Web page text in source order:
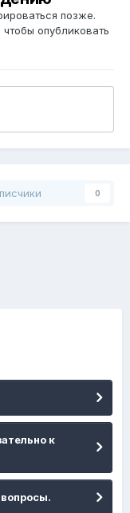
позже.
чтобы опубликовать
0
к